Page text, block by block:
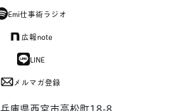
Emi仕事術ラジオ
広報note
LINE
メルマガ登録
庫県西宮市高松町18-8